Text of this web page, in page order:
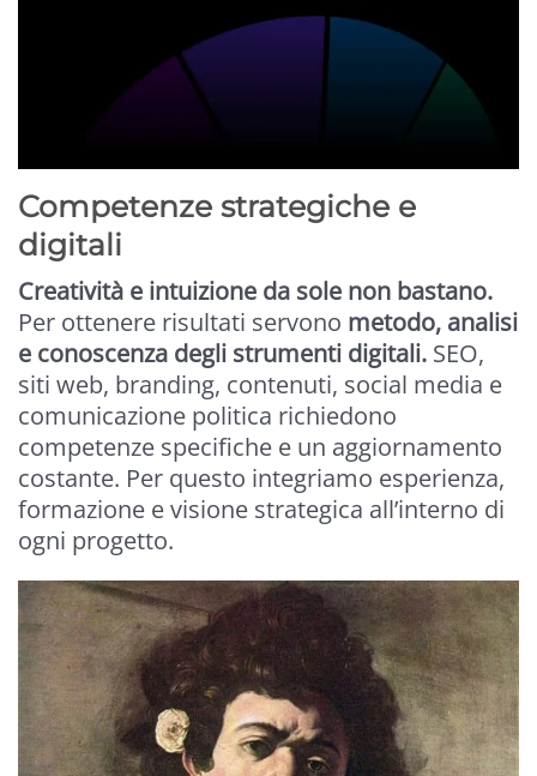
Competenze strategiche e
digitali
Creatività e intuizione da sole non bastano.
Per ottenere risultati servono metodo, analisi
e conoscenza degli strumenti digitali. SEO,
siti web, branding, contenuti, social media e
comunicazione politica richiedono
competenze specifiche e un aggiornamento
costante. Per questo integriamo esperienza,
formazione e visione strategica all’interno di
ogni progetto.